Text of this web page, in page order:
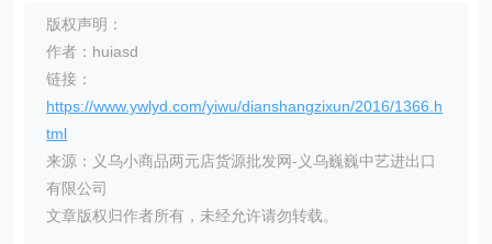
版权声明：
作者：huiasd
链接：
https://www.ywlyd.com/yiwu/dianshangzixun/2016/1366.h
tml
来源：义乌小商品两元店货源批发网-义乌巍巍中艺进出口
有限公司
文章版权归作者所有，未经允许请勿转载。